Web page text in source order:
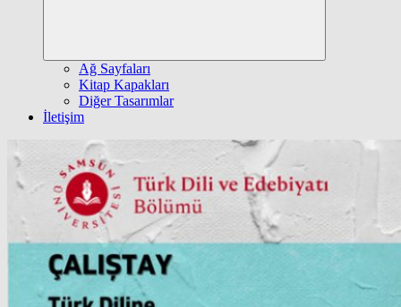
Ağ Sayfaları
Kitap Kapakları
Diğer Tasarımlar
İletişim